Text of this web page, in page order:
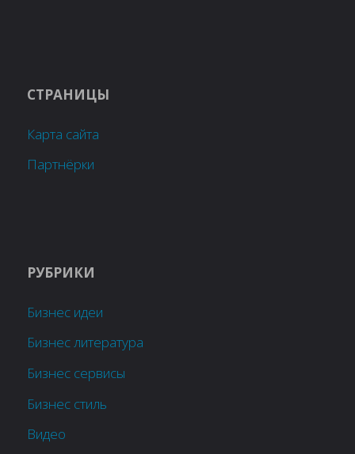
СТРАНИЦЫ
Карта сайта
Партнёрки
РУБРИКИ
Бизнес идеи
Бизнес литература
Бизнес сервисы
Бизнес стиль
Видео